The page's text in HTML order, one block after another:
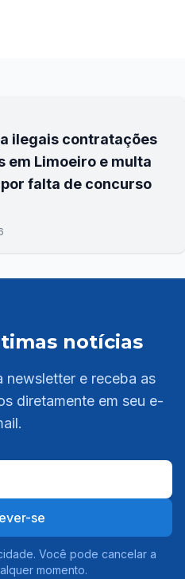
ilegais contratações
em Limoeiro e multa
falta de concurso
notícias
newsletter e receba as
diretamente em seu e-
se
Você pode cancelar a
momento.